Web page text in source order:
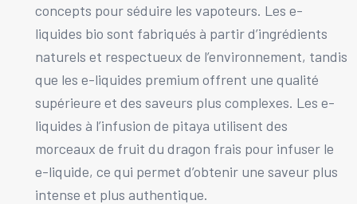
concepts pour séduire les vapoteurs. Les e-
liquides bio sont fabriqués à partir d’ingrédients
naturels et respectueux de l’environnement, tandis
que les e-liquides premium offrent une qualité
supérieure et des saveurs plus complexes. Les e-
liquides à l’infusion de pitaya utilisent des
morceaux de fruit du dragon frais pour infuser le
e-liquide, ce qui permet d’obtenir une saveur plus
intense et plus authentique.